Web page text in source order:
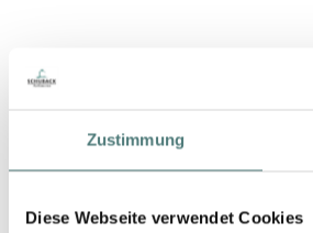
Zustimmung
Diese Webseite verwendet Cookies